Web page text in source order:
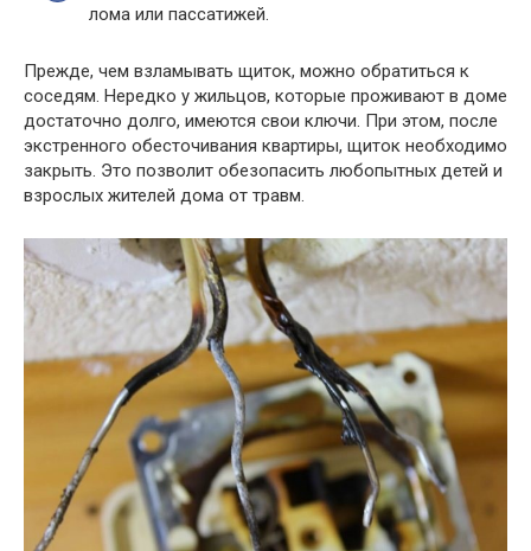
лома или пассатижей.
Прежде, чем взламывать щиток, можно обратиться к
соседям. Нередко у жильцов, которые проживают в доме
достаточно долго, имеются свои ключи. При этом, после
экстренного обесточивания квартиры, щиток необходимо
закрыть. Это позволит обезопасить любопытных детей и
взрослых жителей дома от травм.